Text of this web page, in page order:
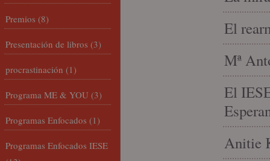
El
Mª
El
Anitie
Premios (8)
Presentación de libros (3)
procrastinación (1)
Programa ME & YOU (3)
Programas Enfocados (1)
Programas Enfocados IESE